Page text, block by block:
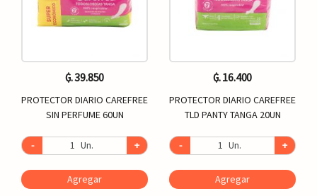
₲. 39.850
PROTECTOR DIARIO CAREFREE
SIN PERFUME 60UN
- Un. +
Agregar
₲. 16.400
PROTECTOR DIARIO CAREFREE
TLD PANTY TANGA 20UN
- Un. +
Agregar